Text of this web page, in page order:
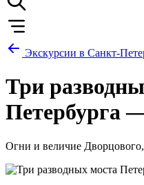
Экскурсии в Санкт-
Три
Петербурга
Огни и величие